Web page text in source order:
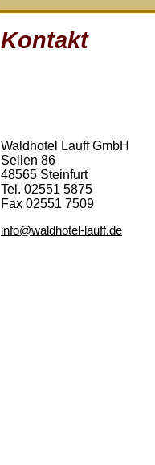
Kontakt
Waldhotel Lauff GmbH
Sellen 86
48565 Steinfurt
Tel. 02551 5875
Fax 02551 7509
info@waldhotel-lauff.de